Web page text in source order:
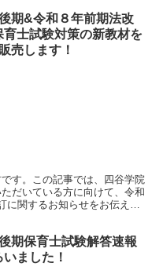
期&令和８年前期法改
育士試験対策の新教材を
売します！
す。この記事では、四谷学院
だいている方に向けて、令和
関するお知らせをお伝えし
期保育士試験解答速報
ました！